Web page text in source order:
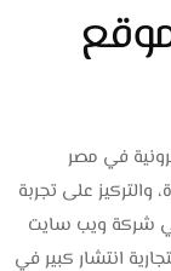
في مصر
على تجربة
شركة ويب سايت
انتشار كبير في